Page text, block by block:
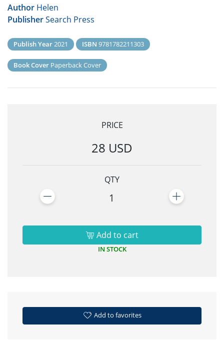
Author Helen
PublisherSearch Press
Publish Year2021 ISBN 9781782211303
Book Cover Paperback Cover
PRICE
28 USD
QTY
1
Add to cart
IN STOCK
Add to favorites